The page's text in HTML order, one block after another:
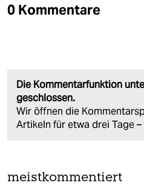
0 Kommentare
Die Kommentarfunktion
geschlossen.
Wir öffnen die
Artikeln für etwa drei Tage –
meistkommentiert